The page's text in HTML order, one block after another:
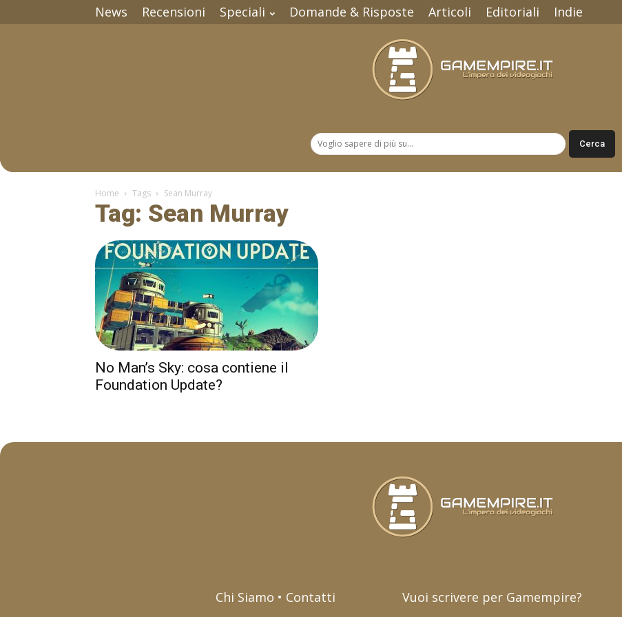
News Recensioni Speciali Domande & Risposte Articoli Editoriali Indie
Home Tags Sean Murray
Tag: Sean Murray
No Man’s Sky: cosa contiene il
Foundation Update?
Chi Siamo • Contatti Vuoi scrivere per Gamempire?